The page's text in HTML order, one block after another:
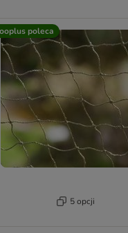
poleca
5 opcji